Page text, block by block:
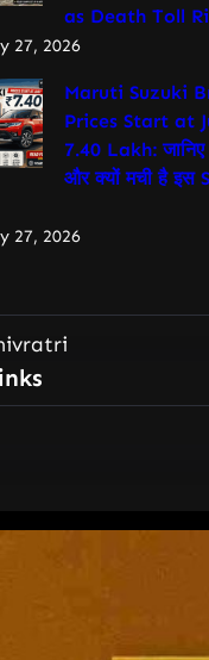
as Death Toll
27, 2026
Maruti Suzuki
Prices Start at
7.40 Lakh: जानिए
और क्यों मची है इस
27, 2026